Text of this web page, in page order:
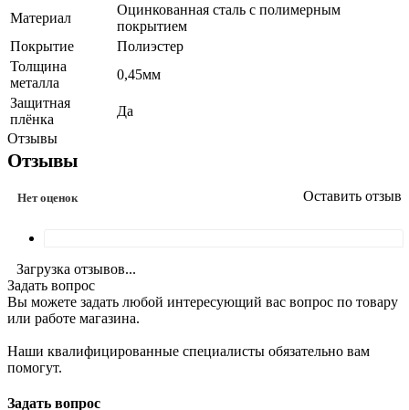
Материал
Оцинкованная сталь с полимерным
покрытием
Покрытие
Полиэстер
Толщина
металла
0,45мм
Защитная
плёнка
Да
Отзывы
Отзывы
Нет оценок Оставить отзыв
Загрузка отзывов...
Задать вопрос
Вы можете задать любой интересующий вас вопрос по товару
или работе магазина.
Наши квалифицированные специалисты обязательно вам
помогут.
Задать вопрос